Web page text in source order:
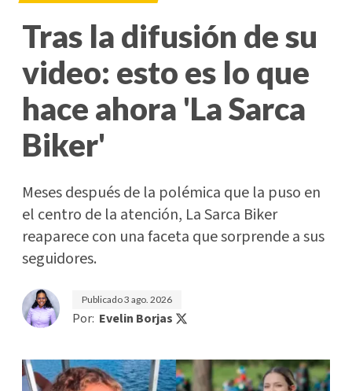
Tras la difusión de su
video: esto es lo que
hace ahora 'La Sarca
Biker'
Meses después de la polémica que la puso en
el centro de la atención, La Sarca Biker
reaparece con una faceta que sorprende a sus
seguidores.
Publicado3 ago. 2026
Por: Evelin Borjas